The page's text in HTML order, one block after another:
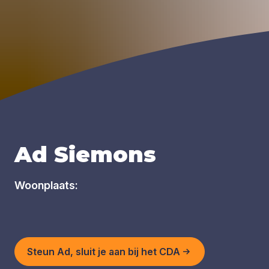
Ad Siemons
Woonplaats:
Steun Ad, sluit je aan bij het CDA